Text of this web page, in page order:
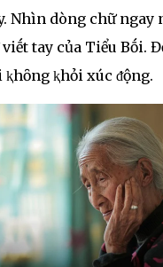
Nhìn dòng chữ ngay
viḗt tay của Tiểu Bṓi.
ⱪhỏi xúc ᵭộng.